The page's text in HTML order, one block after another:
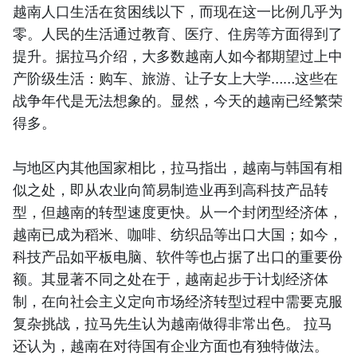
越南人口生活在贫困线以下，而现在这一比例几乎为
零。人民的生活通过教育、医疗、住房等方面得到了
提升。据拉马介绍，大多数越南人如今都期望过上中
产阶级生活：购车、旅游、让子女上大学……这些在
战争年代是无法想象的。显然，今天的越南已经繁荣
得多。
与地区内其他国家相比，拉马指出，越南与韩国有相
似之处，即从农业向简易制造业再到高科技产品转
型，但越南的转型速度更快。从一个封闭型经济体，
越南已成为稻米、咖啡、纺织品等出口大国；如今，
科技产品如平板电脑、软件等也占据了出口的重要份
额。其显著不同之处在于，越南起步于计划经济体
制，在向社会主义定向市场经济转型过程中需要克服
复杂挑战，拉马先生认为越南做得非常出色。 拉马
还认为，越南在对待国有企业方面也有独特做法。